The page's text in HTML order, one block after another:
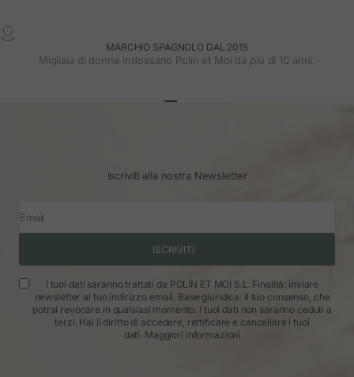
MARCHIO SPAGNOLO DAL 2015
Migliaia di donne indossano Polin et Moi da più di 10 anni.
Iscriviti alla nostra Newsletter
Email
ISCRIVITI
I tuoi dati saranno trattati da POLÍN ET MOI S.L. Finalità: inviare
newsletter al tuo indirizzo email. Base giuridica: il tuo consenso, che
potrai revocare in qualsiasi momento. I tuoi dati non saranno ceduti a
terzi. Hai il diritto di accedere, rettificare e cancellare i tuoi
dati. Maggiori informazioni